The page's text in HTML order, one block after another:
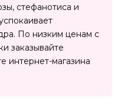
стефанотиса и
По низким ценам с
заказывайте
интернет-магазина